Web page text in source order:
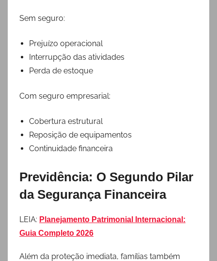
Sem seguro:
Prejuízo operacional
Interrupção das atividades
Perda de estoque
Com seguro empresarial:
Cobertura estrutural
Reposição de equipamentos
Continuidade financeira
Previdência: O Segundo Pilar
da Segurança Financeira
LEIA: Planejamento Patrimonial Internacional:
Guia Completo 2026
Além da proteção imediata, famílias também